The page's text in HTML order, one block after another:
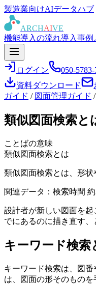
製造業向けAIデータハブ
ARCHAIVE
機能導入の流れ導入事例
ログイン 050-
資料ダウンロード
ガイド / 図面管理ガイド /
類似図面検索と
ことばの意味
類似図面検索とは
類似図面検索とは、形
関連データ：検索時間
設計者が新しい図面を
でにあるのに描き直す
キーワード検索
キーワード検索は、図
は、図面の形そのものを